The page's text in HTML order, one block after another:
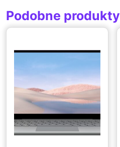
Podobne produkty